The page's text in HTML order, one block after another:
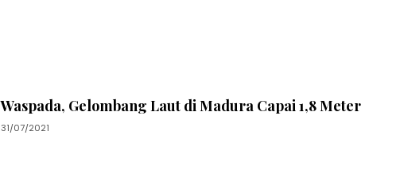
Waspada, Gelombang Laut di Madura Capai 1,8 Meter
31/07/2021